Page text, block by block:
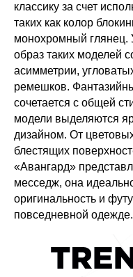
классику за счет
таких как колор
монохромный глянец.
образ таких моделей
асимметрии,
ремешков.
сочетается с общей
модели выделяются
дизайном. От
блестящих
«Авангард»
месседж, она
оригинальность и
повседневной одежде.